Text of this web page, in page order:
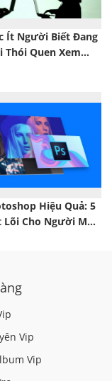
Ít Người Biết Đang
Thói Quen Xem
Hiệu Quả: 5
Lõi Cho Người Mới
Vip
Vip